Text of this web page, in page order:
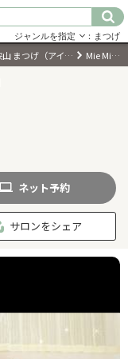
ジャンルを指定 ：まつげ
狭山 まつげ（アイラッシュ）サロン Mie Mie ミイミイ
ネット予約
サロンをシェア